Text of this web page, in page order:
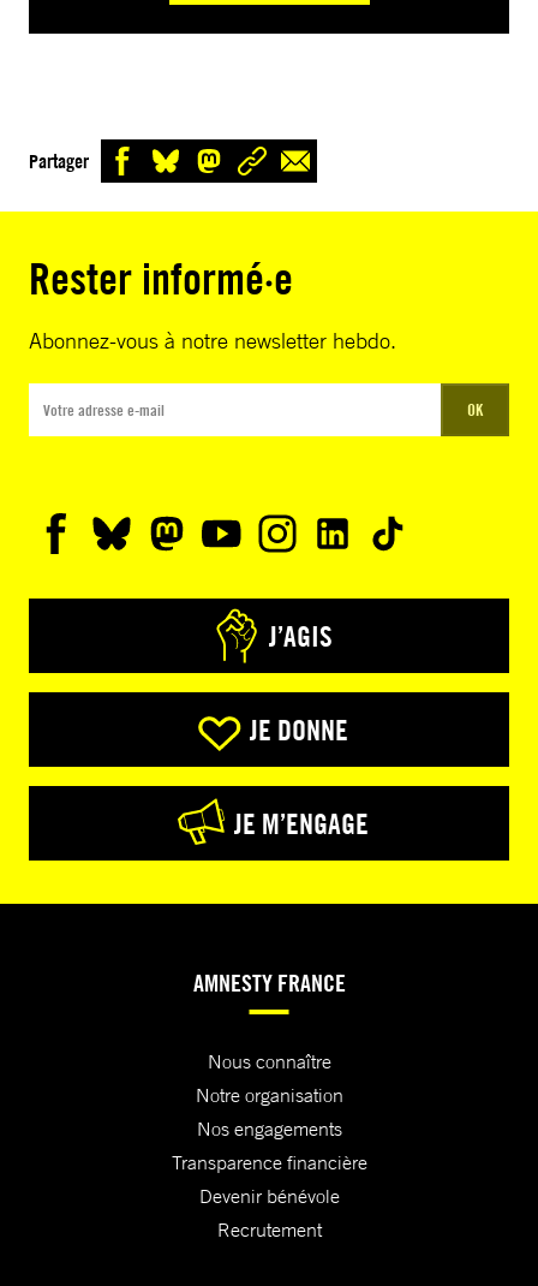
Partager
Rester informé·e
Abonnez-vous à notre newsletter hebdo.
OK
J’AGIS
JE DONNE
JE M’ENGAGE
AMNESTY FRANCE
Nous connaître
Notre organisation
Nos engagements
Transparence financière
Devenir bénévole
Recrutement